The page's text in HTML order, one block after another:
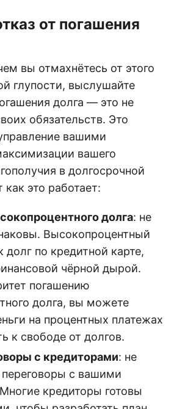
от погашения
вы отмахнётесь от этого
глупости, выслушайте
долга — это не
обязательств. Это
вашими
вашего
в долгосрочной
как это работает:
долга: не
Высокопроцентный
долг по кредитной карте,
чёрной дырой.
погашению
долга, вы можете
на процентных платежах
к свободе от долгов.
с кредиторами: не
переговоры с вашими
кредиторы готовы